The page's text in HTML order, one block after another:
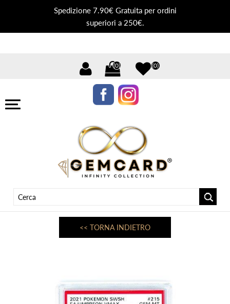
Spedizione 7.90€ Gratuita per ordini
superiori a 250€.
(0) (0)
<< TORNA INDIETRO